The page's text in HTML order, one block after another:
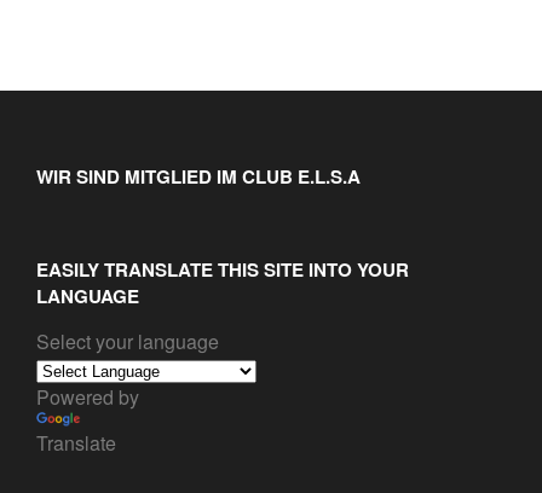
WIR SIND MITGLIED IM CLUB E.L.S.A
EASILY TRANSLATE THIS SITE INTO YOUR
LANGUAGE
Select your language
Powered by
Translate